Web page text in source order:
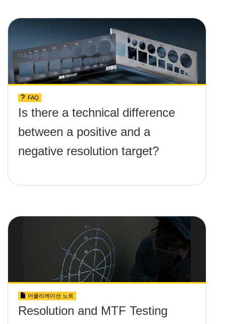
FAQ
Is there a technical difference
between a positive and a
negative resolution target?
어플리케이션 노트
Resolution and MTF Testing